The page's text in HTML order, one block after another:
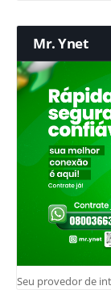
Mr. Ynet
Seu provedor de